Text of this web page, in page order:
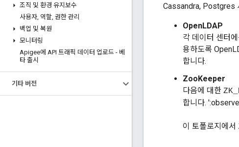
조직 및 환경 유지보수
사용자, 역할, 권한 관리
백업 및 복원
모니터링
Apigee에 API 트래픽 데이터 업로드 - 베
타 출시
기타 버전
Cassandra, Postgres
OpenLDAP
각 데이터 센터
용하도록
합니다.
ZooKeeper
다음에 대한
합니다.
이 토폴로지에